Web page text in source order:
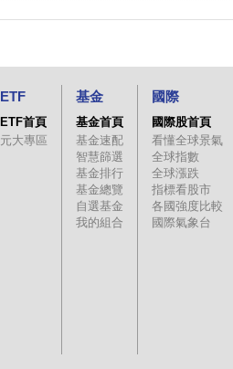
ETF
ETF首頁
元大專區
基金
基金首頁
基金速配
智慧篩選
基金排行
基金總覽
自選基金
我的組合
國際
國際股首頁
看懂全球景氣
全球指數
全球漲跌
指標看股市
各國強度比較
國際氣象台